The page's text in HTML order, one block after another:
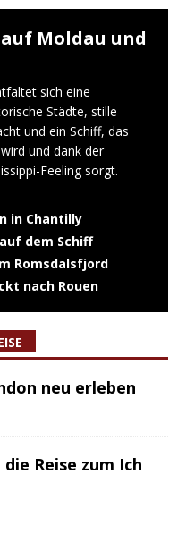
Moldau und
sich eine
Städte, stille
und ein Schiff, das
und dank der
Feeling sorgt.
in Chantilly
dem Schiff
Romsdalsfjord
nach Rouen
neu erleben
Reise zum Ich